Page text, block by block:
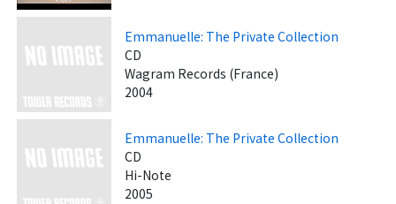
Emmanuelle: The Private Collection
CD
Wagram Records (France)
2004
Emmanuelle: The Private Collection
CD
Hi-Note
2005